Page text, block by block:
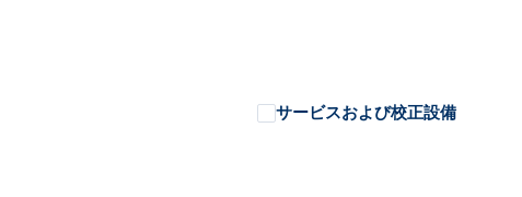
サービスおよび校正設備